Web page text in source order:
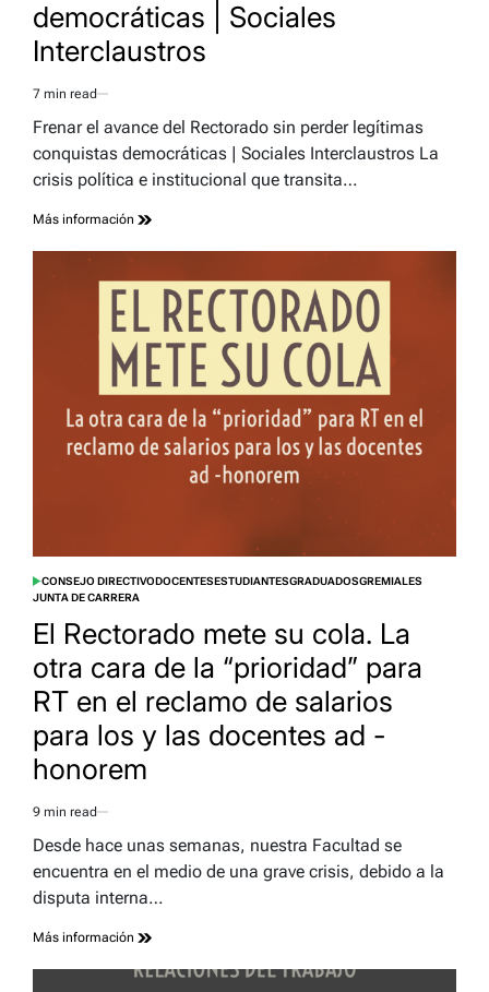
democráticas | Sociales
Interclaustros
Estimated
read
7 min read
Frenar el avance del Rectorado sin perder legítimas
conquistas democráticas | Sociales Interclaustros La
crisis política e institucional que transita…
Más información
POSTED
CONSEJO DIRECTIVODOCENTESESTUDIANTESGRADUADOSGREMIALES
JUNTA DE CARRERA
El Rectorado mete su cola. La
otra cara de la “prioridad” para
RT en el reclamo de salarios
para los y las docentes ad -
honorem
Estimated
read
9 min read
Desde hace unas semanas, nuestra Facultad se
encuentra en el medio de una grave crisis, debido a la
disputa interna…
Más información